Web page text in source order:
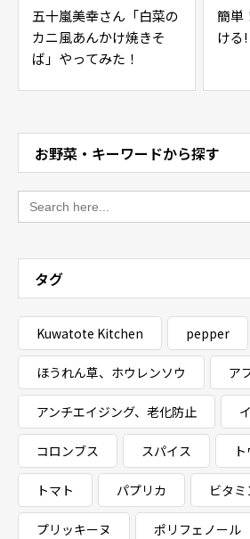
五十嵐美幸さん「白菜の
カニ風あんかけ焼きそ
ば」やってみた！
簡単
ける
お野菜・キーワードから探す
Search
for:
タグ
Kuwatote Kitchen pepper
ほうれん草、ホウレンソウ ア
アンチエイジング、老化防止
コロンブス スパイス
トマト パプリカ ビタミ
プリッキーヌ ポリフェノール